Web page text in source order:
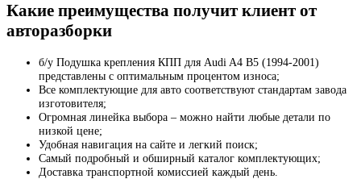
Какие преимущества получит клиент от
авторазборки
б/у Подушка крепления КПП для Audi A4 B5 (1994-2001)
представлены с оптимальным процентом износа;
Все комплектующие для авто соответствуют стандартам завода
изготовителя;
Огромная линейка выбора – можно найти любые детали по
низкой цене;
Удобная навигация на сайте и легкий поиск;
Самый подробный и обширный каталог комплектующих;
Доставка транспортной комиссией каждый день.